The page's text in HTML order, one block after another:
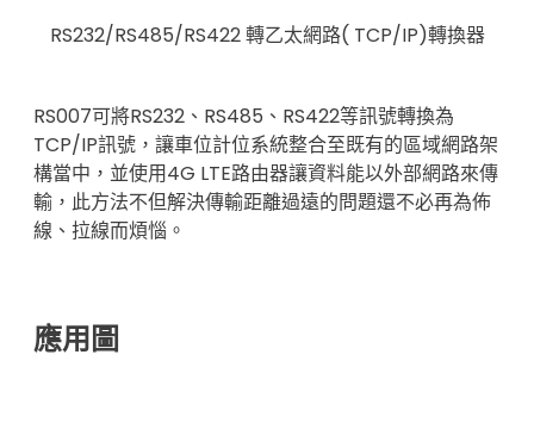
RS232/RS485/RS422 轉乙太網路( TCP/IP)轉換器
RS007可將RS232、RS485、RS422等訊號轉換為
TCP/IP訊號，讓車位計位系統整合至既有的區域網路架
構當中，並使用4G LTE路由器讓資料能以外部網路來傳
輸，此方法不但解決傳輸距離過遠的問題還不必再為佈
線、拉線而煩惱。
應用圖